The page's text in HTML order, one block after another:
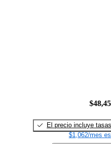
El precio incluye tasas
$1,062/mes